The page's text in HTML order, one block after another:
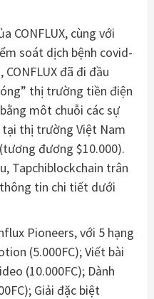
CONFLUX, cùng với
soát dịch bệnh covid-
đã đi đầu
thị trường tiền điện
môt chuỗi các sự
thị trường Việt Nam
đương $10.000).
Tapchiblockchain trân
tin chi tiết dưới
Pioneers, với 5 hạng
(5.000FC); Viết bài
(10.000FC); Dành
Giải đặc biệt